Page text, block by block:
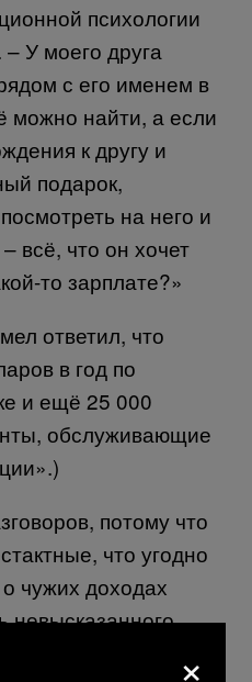
психологии
У моего друга
с его именем в
можно найти, а если
к другу и
подарок,
на него и
всё, что он хочет
то зарплате?»
ответил, что
в год по
и ещё 25 000
обслуживающие
потому что
что угодно
чужих доходах
невысказанного.
что наше общество
×